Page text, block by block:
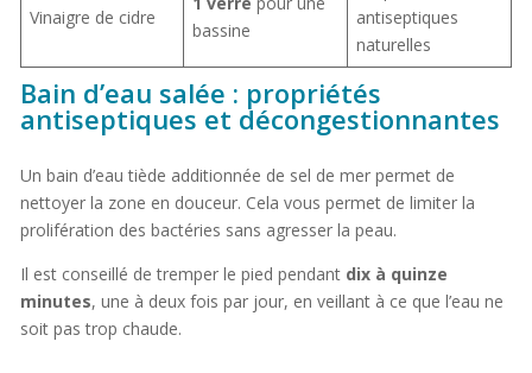
Vinaigre de cidre
bassine
antiseptiques
naturelles
Bain d’eau salée : propriétés
antiseptiques et décongestionnantes
Un bain d’eau tiède additionnée de sel de mer permet de
nettoyer la zone en douceur. Cela vous permet de limiter la
prolifération des bactéries sans agresser la peau.
Il est conseillé de tremper le pied pendant dix à quinze
minutes, une à deux fois par jour, en veillant à ce que l’eau ne
soit pas trop chaude.